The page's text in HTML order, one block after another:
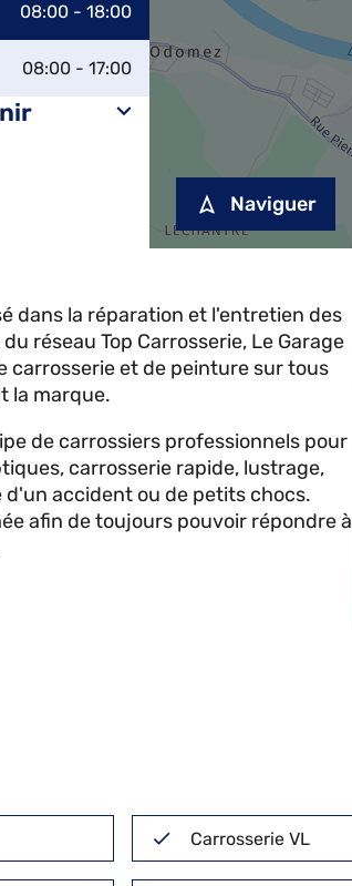
08:00 - 18:00
08:00 - 17:00
Naviguer
dans la réparation et l'entretien des
réseau Top Carrosserie, Le Garage
carrosserie et de peinture sur tous
la marque.
de carrossiers professionnels pour
carrosserie rapide, lustrage,
d'un accident ou de petits chocs.
afin de toujours pouvoir répondre à
Carrosserie VL